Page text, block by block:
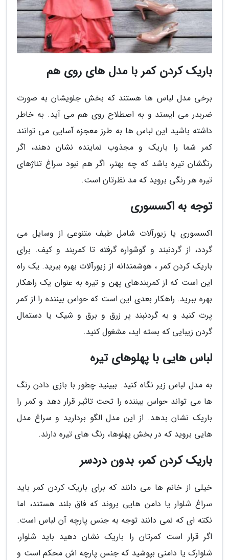
باریک کردن کمر با مدل های روی هم
برخی مدل لباس ها هستند که بخش جلویشان به صورت
ضربدر می ایستد و به اصطلاح روی هم می آید. به خاطر
داشته باشید این لباس ها به طرز معجزه آسایی می توانند
کمر شما را باریک و مجذوب نماینده نشان دهند، اگر
رنگشان تیره باشد که چه بهتر، اگر هم نبود سراغ تناژهای
تیره هر رنگی بروید که مد نظرتان است.
توجه به اکسسوری
اکسسوری یا زیورآلات شامل طیف متنوعی از وسایل می
گردد، از گردنبند و گوشواره گرفته تا کمربند و کیف. برای
باریک کردن کمر ، هوشمندانه از زیورآلات بهره ببرید. یک راه
این است که از کمربندهای پهن و تیره به عنوان یک راهکار
بهره ببرید. راهکار بعدی این است که حواس بیننده را از کمر
پرت کنید و به گردنبند پر زرق و برق و شیک یا دستمال
گردن زیبایی که بسته اید، مشغول کنید.
لباس هایی با پهلوهای تیره
به مدل لباس زیر نگاه کنید. ببینید چطور با بازی دادن رنگ
ها می تواند حواس بیننده را تحت تاثیر قرار دهد و کمر را
باریک نشان بدهد. از این مدل الگو بردارید و سراغ مدل
هایی بروید که در بخش پهلوها، رنگ های تیره دارند.
باریک کردن کمر، بدون دردسر
خیلی از خانم ها می دانند که برای باریک کردن کمر باید
سراغ شلوار یا دامن هایی بروند که فاق بلند هستند، اما
نکته ای که نمی دانند توجه به جنس پارچه آن لباس است.
اگر قرار است کمرتان را باریک نشان دهید باید شلوار،
شلوارک یا دامنی بپوشید که جنس پارچه اش محکم است و